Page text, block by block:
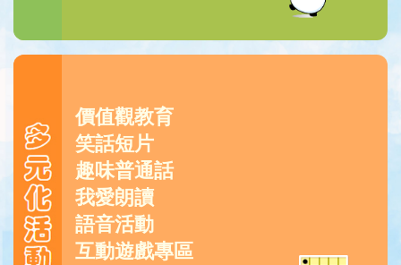
價值觀教育
笑話短片
趣味普通話
我愛朗讀
語音活動
互動遊戲專區